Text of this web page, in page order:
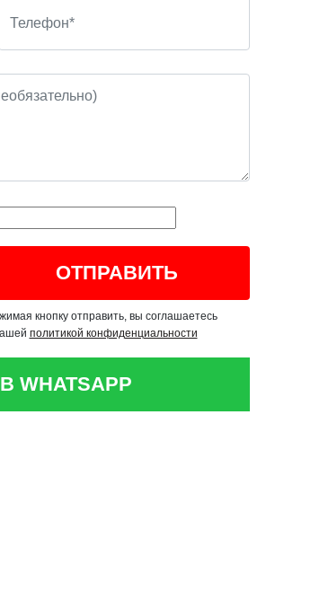
кнопку отправить, вы соглашаетесь
политикой конфиденциальности
WHATSAPP